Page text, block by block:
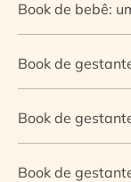
Book de bebê:
Book de
Book de
Book de